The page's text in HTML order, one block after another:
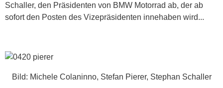
Schaller, den Präsidenten von BMW Motorrad ab, der ab
sofort den Posten des Vizepräsidenten innehaben wird...
Bild: Michele Colaninno, Stefan Pierer, Stephan Schaller